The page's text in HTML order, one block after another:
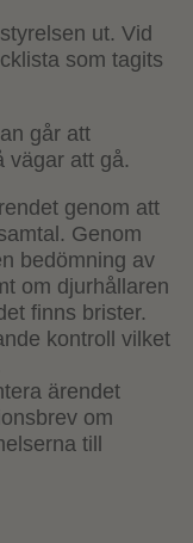
ut. Vid
som tagits
går att
vägar att gå.
genom att
Genom
bedömning av
om djurhållaren
finns brister.
kontroll vilket
ärendet
om
till